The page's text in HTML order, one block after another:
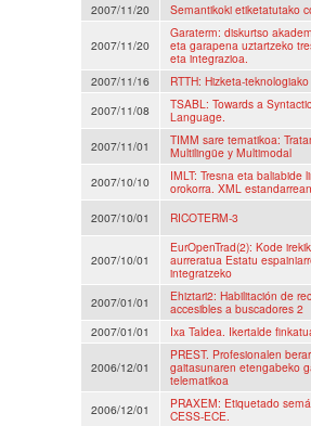
2007/11/20
Semantikoki etiketatutako
2007/11/20
Garaterm: diskurtso
eta garapena uztartzeko
eta integrazioa.
2007/11/16
RTTH: Hizketa-
2007/11/08
TSABL: Towards a
Language.
2007/11/01
TIMM sare tematikoa:
Multilingüe y Multimodal
2007/10/10
IMLT: Tresna eta baliabide
orokorra. XML
2007/10/01
RICOTERM-3
2007/10/01
EurOpenTrad(2): Kode
aurreratua Estatu
integratzeko
2007/01/01
Ehiztari2: Habilitación de
accesibles a buscadores 2
2007/01/01
Ixa Taldea. Ikertalde
2006/12/01
PREST. Profesionalen
gaitasunaren etengabeko
telematikoa
2006/12/01
PRAXEM: Etiquetado
CESS-ECE.